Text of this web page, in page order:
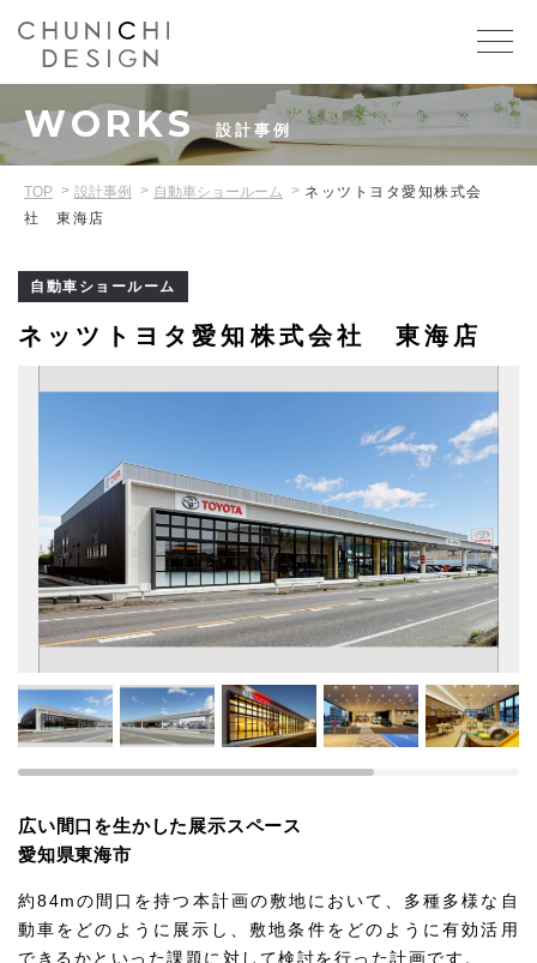
WORKS 設計事例
TOP 設計事例 自動車ショールーム
ネッツトヨタ愛知株式会
社 東海店
自動車ショールーム
ネッツトヨタ愛知株式会社 東海店
広い間口を生かした展示スペース
愛知県東海市
約84mの間口を持つ本計画の敷地において、多種多様な自
動車をどのように展示し、敷地条件をどのように有効活用
できるかといった課題に対して検討を行った計画です。